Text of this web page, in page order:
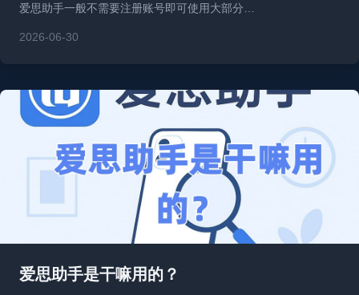
爱思助手一般不需要注册账号即可使用大部分…
2026-06-30
爱思助手是干嘛用的？